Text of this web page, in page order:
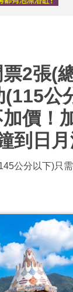
2張(
公
價！
到日月
公分以下)只